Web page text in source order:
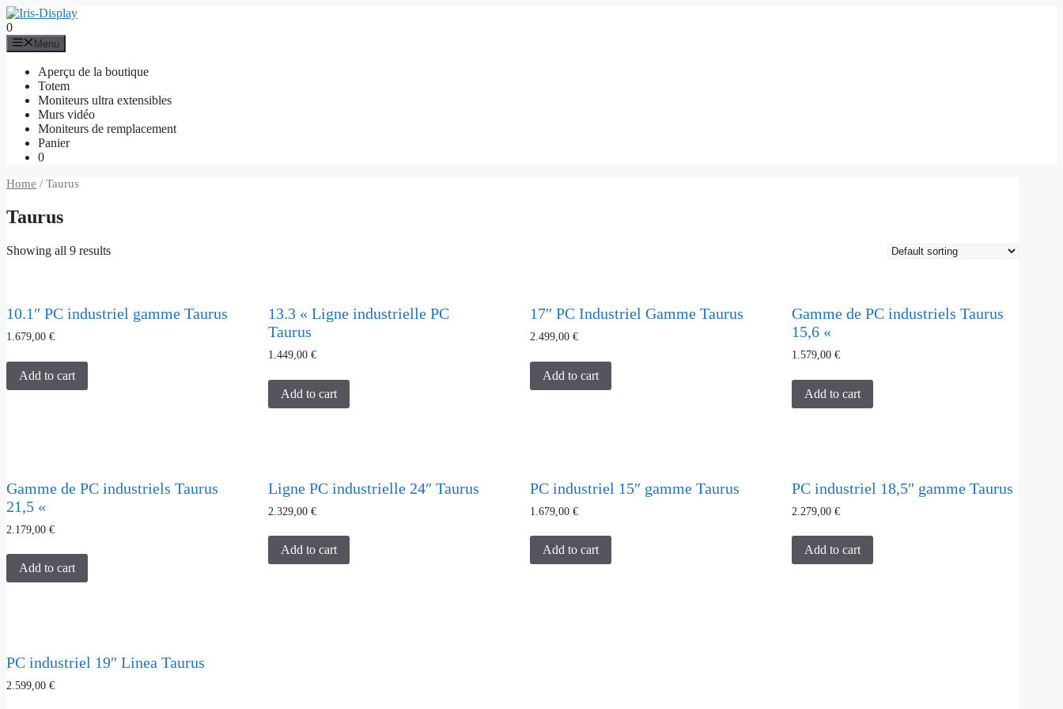
Aller
au
contenu
0
Menu
Aperçu de la boutique
Totem
Moniteurs ultra extensibles
Murs vidéo
Moniteurs de remplacement
Panier
0
Home / Taurus
Taurus
Showing all 9 results
10.1″ PC industriel gamme Taurus
1.679,00 €
Add to cart
13.3 « Ligne industrielle PC
Taurus
1.449,00 €
Add to cart
17″ PC Industriel Gamme Taurus
2.499,00 €
Add to cart
Gamme de PC industriels Taurus
15,6 «
1.579,00 €
Add to cart
Gamme de PC industriels Taurus
21,5 «
2.179,00 €
Add to cart
Ligne PC industrielle 24″ Taurus
2.329,00 €
Add to cart
PC industriel 15″ gamme Taurus
1.679,00 €
Add to cart
PC industriel 18,5″ gamme Taurus
2.279,00 €
Add to cart
PC industriel 19″ Linea Taurus
2.599,00 €